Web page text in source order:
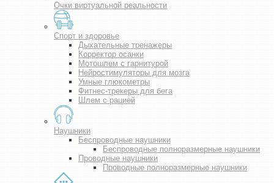
Очки виртуальной реальности
Спорт и здоровье
Дыхательные тренажеры
Корректор осанки
Мотошлем с гарнитурой
Нейростимуляторы для мозга
Умные глюкометры
Фитнес-трекеры для бега
Шлем с рацией
Наушники
Беспроводные наушники
Беспроводные полноразмерные наушники
Проводные наушники
Проводные полноразмерные наушники